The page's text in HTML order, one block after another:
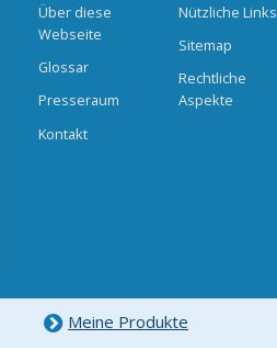
Über diese
Webseite
Glossar
Presseraum
Kontakt
Nützliche Links
Sitemap
Rechtliche
Aspekte
Meine Produkte